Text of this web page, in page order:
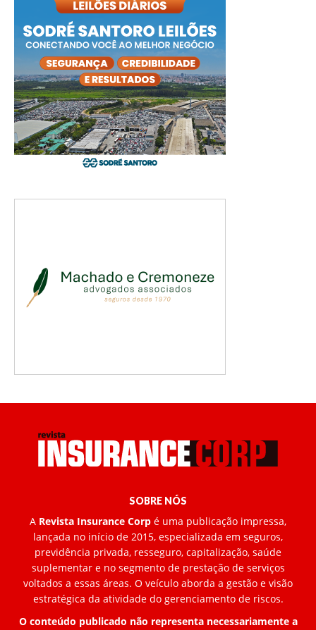
SOBRE NÓS
A Revista Insurance Corp é uma publicação impressa,
lançada no início de 2015, especializada em seguros,
previdência privada, resseguro, capitalização, saúde
suplementar e no segmento de prestação de serviços
voltados a essas áreas. O veículo aborda a gestão e visão
estratégica da atividade do gerenciamento de riscos.
O conteúdo publicado não representa necessariamente a